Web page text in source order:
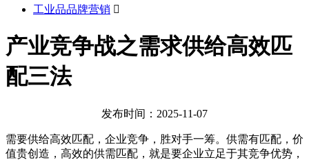
工业品品牌营销 
产业竞争战之需求供给高效匹
配三法
发布时间：2025-11-07
需要供给高效匹配，企业竞争，胜对手一筹。供需有匹配，价
值贵创造，高效的供需匹配，就是要企业立足于其竞争优势，